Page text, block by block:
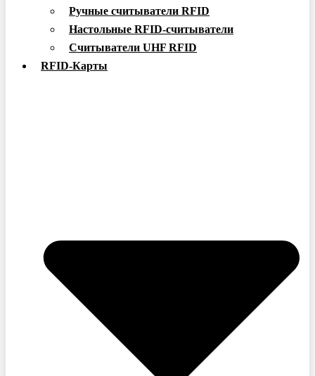
Ручные считыватели RFID
Настольные RFID-считыватели
Считыватели UHF RFID
RFID-Карты